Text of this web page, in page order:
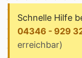
Schnelle Hilfe
04346 - 929
erreichbar)